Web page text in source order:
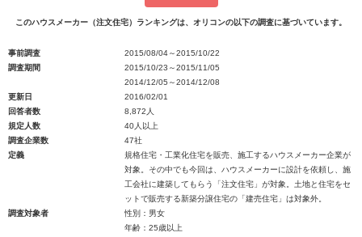
このハウスメーカー（注文住宅）ランキングは、オリコンの以下の調査に基づいています。
事前調査
2015/08/04～2015/10/22
調査期間
2015/10/23～2015/11/05
2014/12/05～2014/12/08
更新日
2016/02/01
回答者数
8,872人
規定人数
40人以上
調査企業数
47社
定義
規格住宅・工業化住宅を販売、施工するハウスメーカー企業が
対象。その中でも今回は、ハウスメーカーに設計を依頼し、施
工会社に建築してもらう「注文住宅」が対象。土地と住宅をセ
ットで販売する新築分譲住宅の「建売住宅」は対象外。
調査対象者
性別：男女
年齢：25歳以上